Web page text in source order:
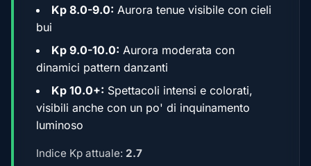
Kp 8.0-9.0: Aurora tenue visibile con cieli
bui
Kp 9.0-10.0: Aurora moderata con
dinamici pattern danzanti
Kp 10.0+: Spettacoli intensi e colorati,
visibili anche con un po' di inquinamento
luminoso
Indice Kp attuale: 2.7